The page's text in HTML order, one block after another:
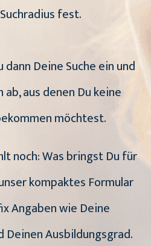
fest.
Deine Suche ein und
aus denen Du keine
möchtest.
noch: Was bringst Du für
kompaktes Formular
Angaben wie Deine
Ausbildungsgrad.